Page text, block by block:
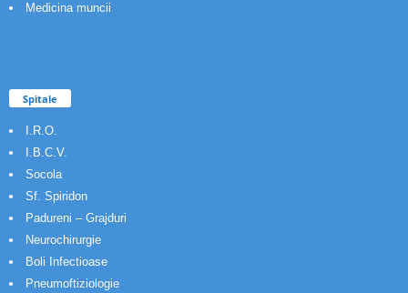
Medicina muncii
Spitale
I.R.O.
I.B.C.V.
Socola
Sf. Spiridon
Padureni – Grajduri
Neurochirurgie
Boli Infectioase
Pneumoftiziologie